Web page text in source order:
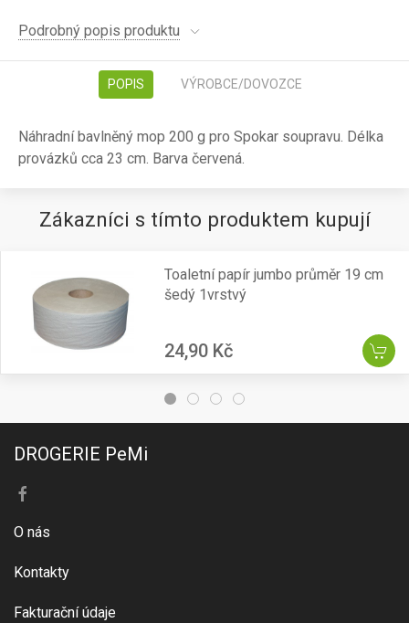
Podrobný popis produktu
POPIS VÝROBCE/DOVOZCE
Náhradní bavlněný mop 200 g pro Spokar soupravu. Délka
provázků cca 23 cm. Barva červená.
Zákazníci s tímto produktem kupují
Toaletní papír jumbo průměr 19 cm
šedý 1vrstvý
24,90 Kč
DROGERIE PeMi
O nás
Kontakty
Fakturační údaje